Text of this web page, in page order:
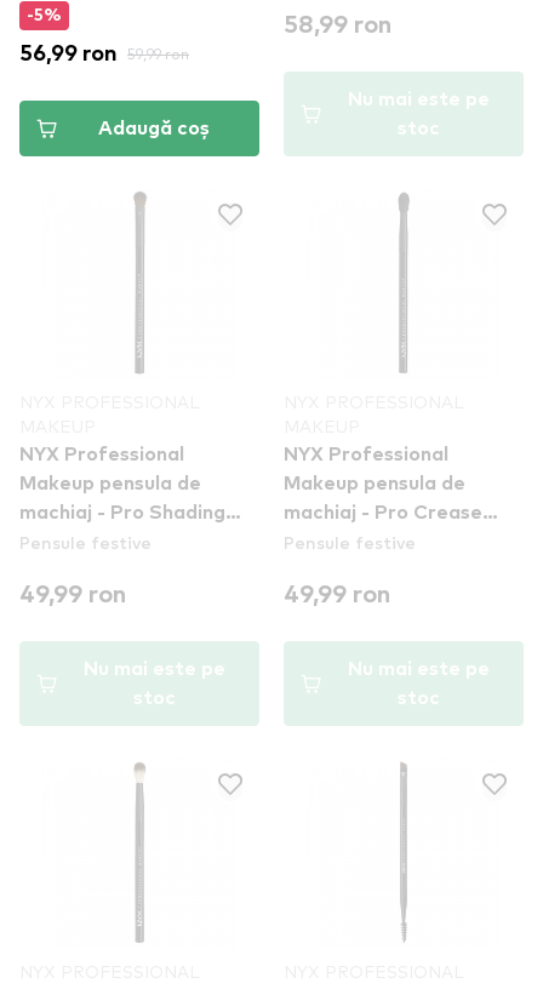
-5%
56,99 ron 59,99 ron
Adaugă coș
(PROB11) // Produse
58,99 ron
Nu mai este pe
stoc
NYX Professional
Makeup pensula de
machiaj - Pro Shading
Brush (PROB13)
Pensule festive
49,99 ron
Nu mai este pe
stoc
NYX Professional
Makeup pensula de
machiaj - Pro Crease
Brush (PROB17)
Pensule festive
49,99 ron
Nu mai este pe
stoc